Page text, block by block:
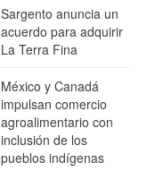
Sargento anuncia un
acuerdo para adquirir
La Terra Fina
México y Canadá
impulsan comercio
agroalimentario con
inclusión de los
pueblos indígenas